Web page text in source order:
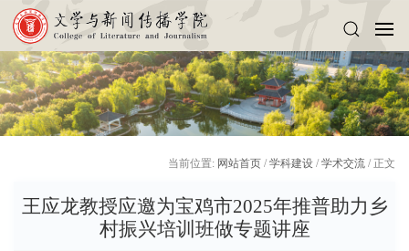
当前位置: 网站首页 / 学科建设 / 学术交流 / 正文
王应龙教授应邀为宝鸡市2025年推普助力乡
村振兴培训班做专题讲座